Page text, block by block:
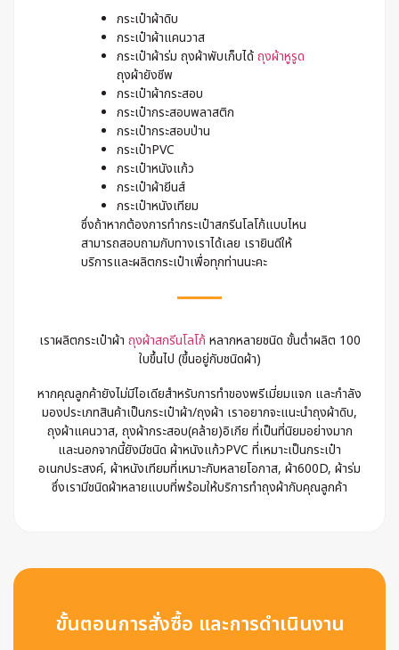
กระเป๋าผ้าดิบ
กระเป๋าผ้าแคนวาส
กระเป๋าผ้าร่ม ถุงผ้าพับเก็บได้ถุงผ้าหูรูด
ถุงผ้ายังชีพ
กระเป๋าผ้ากระสอบ
กระเป๋ากระสอบพลาสติก
กระเป๋ากระสอบป่าน
กระเป๋าPVC
กระเป๋าหนังแก้ว
กระเป๋าผ้ายีนส์
กระเป๋าหนังเทียม
ซึ่งถ้าหากต้องการทำกระเป๋าสกรีนโลโก้แบบไหน
สามารถสอบถามกับทางเราได้เลย เรายินดีให้
บริการและผลิตกระเป๋าเพื่อทุกท่านนะคะ
เราผลิตกระเป๋าผ้า ถุงผ้าสกรีนโลโก้ หลากหลายชนิด ขั้นต่ำผลิต 100
ใบขึ้นไป (ขึ้นอยู่กับชนิดผ้า)
หากคุณลูกค้ายังไม่มีไอเดียสำหรับการทำของพรีเมี่ยมแจก และกำลัง
มองประเภทสินค้าเป็นกระเป๋าผ้า/ถุงผ้า เราอยากจะแนะนำถุงผ้าดิบ,
ถุงผ้าแคนวาส, ถุงผ้ากระสอบ(คล้าย)อิเกีย ที่เป็นที่นิยมอย่างมาก
และนอกจากนี้ยังมีชนิด ผ้าหนังแก้วPVC ที่เหมาะเป็นกระเป๋า
อเนกประสงค์, ผ้าหนังเทียมที่เหมาะกับหลายโอกาส, ผ้า600D, ผ้าร่ม
ซึ่งเรามีชนิดผ้าหลายแบบที่พร้อมให้บริการทำถุงผ้ากับคุณลูกค้า
ขั้นตอนการสั่งซื้อ และการดำเนินงาน